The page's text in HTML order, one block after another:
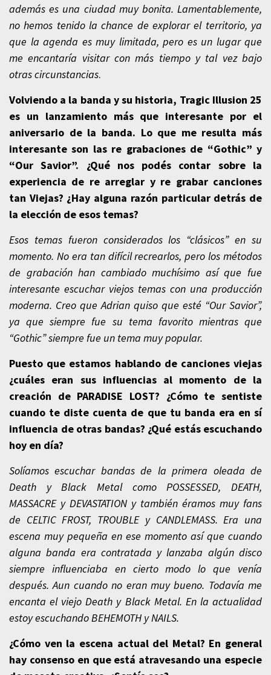
además es una ciudad muy bonita. Lamentablemente,
no hemos tenido la chance de explorar el territorio, ya
que la agenda es muy limitada, pero es un lugar que
me encantaría visitar con más tiempo y tal vez bajo
otras circunstancias.
Volviendo a la banda y su historia, Tragic Illusion 25
es un lanzamiento más que interesante por el
aniversario de la banda. Lo que me resulta más
interesante son las re grabaciones de “Gothic” y
“Our Savior”. ¿Qué nos podés contar sobre la
experiencia de re arreglar y re grabar canciones
tan Viejas? ¿Hay alguna razón particular detrás de
la elección de esos temas?
Esos temas fueron considerados los “clásicos” en su
momento. No era tan difícil recrearlos, pero los métodos
de grabación han cambiado muchísimo así que fue
interesante escuchar viejos temas con una producción
moderna. Creo que Adrian quiso que esté “Our Savior”,
ya que siempre fue su tema favorito mientras que
“Gothic” siempre fue un tema muy popular.
Puesto que estamos hablando de canciones viejas
¿cuáles eran sus influencias al momento de la
creación de PARADISE LOST? ¿Cómo te sentiste
cuando te diste cuenta de que tu banda era en sí
influencia de otras bandas? ¿Qué estás escuchando
hoy en día?
Solíamos escuchar bandas de la primera oleada de
Death y Black Metal como POSSESSED, DEATH,
MASSACRE y DEVASTATION y también éramos muy fans
de CELTIC FROST, TROUBLE y CANDLEMASS. Era una
escena muy pequeña en ese momento así que cuando
alguna banda era contratada y lanzaba algún disco
siempre influenciaba en cierto modo lo que venía
después. Aun cuando no eran muy bueno. Todavía me
encanta el viejo Death y Black Metal. En la actualidad
estoy escuchando BEHEMOTH y NAILS.
¿Cómo ven la escena actual del Metal? En general
hay consenso en que está atravesando una especie